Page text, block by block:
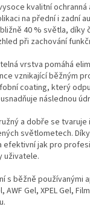
kvalitní ochranná
na přední i zadní
40 % světla, díky
při zachování
vrstva pomáhá
vznikající běžným
coating, který
následnou
a dobře se tvaruje
světlometech.
efektivní jak pro
uživatele.
s běžně používanými
AWF Gel, XPEL Gel,